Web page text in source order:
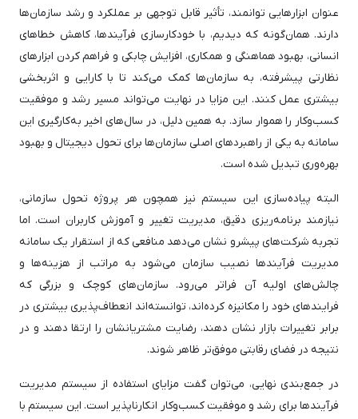
عنوان ابزارهایی توانمند، تأثیر قابل توجهی بر عملکرد و رشد سازمان‌ها
دارند. همان‌گونه که دیدیم، با خودکارسازی فرآیندها، کاهش خطاهای
انسانی، بهبود هماهنگی و همکاری، افزایش چابکی و فراهم کردن ابزارهای
نظارتی پیشرفته، به سازمان‌ها کمک می‌کند تا با کارایی و اثربخشی
بیشتری عمل کنند. این مزایا در نهایت می‌تواند مسیر رشد و موفقیت
کسب‌وکار را هموار سازد. به همین دلیل، در سال‌های اخیر به‌کارگیری این
سامانه به یکی از راهبردهای اصلی سازمان‌ها برای تحول دیجیتال و بهبود
بهره‌وری تبدیل شده است.
البته پیاده‌سازی این سیستم نیز همچون هر پروژه تحول سازمانی،
نیازمند برنامه‌ریزی دقیق، مدیریت تغییر و آموزش کاربران است. اما
تجربه شرکت‌های پیشرو نشان می‌دهد منافعی که از استقرار یک سامانه
مدیریت فرآیندها نصیب سازمان می‌شود به مراتب از هزینه‌ها و
چالش‌های اولیه آن فراتر می‌رود. سازمان‌های کوچک و بزرگی که
فرایندهای خود را مکانیزه کرده‌اند، توانسته‌اند انعطاف‌پذیری بیشتری در
برابر تغییرات بازار نشان دهند، رضایت مشتریانشان را ارتقا دهند و در
نتیجه در فضای رقابتی موفق‌تر ظاهر شوند.
در جمع‌بندی نهایی، می‌توان گفت مزایای استفاده از سیستم مدیریت
فرآیندها برای رشد و موفقیت کسب‌وکار انکارناپذیر است. این سیستم با